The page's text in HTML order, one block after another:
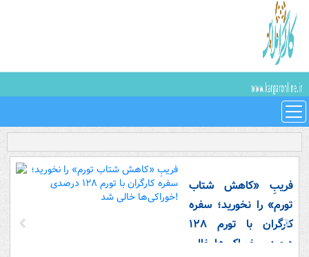
فریبِ «کاهش شتاب
تورم» را نخورید؛ سفره
کارگران با تورم ۱۲۸
درصدی خوراکی‌ها خالی